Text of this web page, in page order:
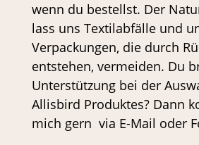
wenn du bestellst. Der
lass uns Textilabfälle und
Verpackungen, die durch
entstehen, vermeiden. Du
Unterstützung bei der
Allisbird Produktes? Dann
mich gern via E-Mail oder